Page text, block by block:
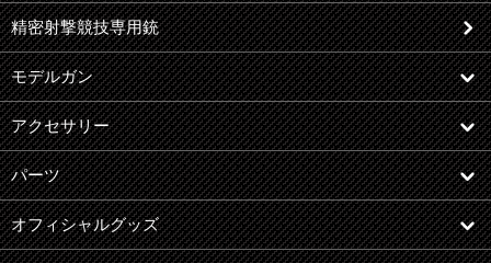
精密射撃競技専用銃
モデルガン
アクセサリー
パーツ
オフィシャルグッズ